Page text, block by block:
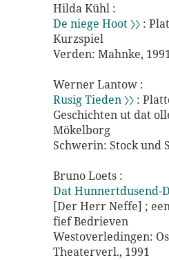
Hilda Kühl :
De niege Hoot 〉〉 :
Kurzspiel
Verden: Mahnke,
Werner Lantow :
Rusig Tieden 〉〉 :
Geschichten ut dat
Mökelborg
Schwerin: Stock und
Bruno Loets :
Dat Hunnertdusend-
[Der Herr Neffe] ;
fief Bedrieven
Westoverledingen:
Theaterverl., 1991